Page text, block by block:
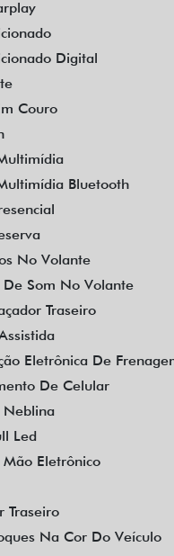
No Volante
Som No Volante
Traseiro
Eletrônica De Frenagem
De Celular
Neblina
Led
Eletrônico
Traseiro
Na Cor Do Veículo
Elétricos
Liga Leve
Estacionamento